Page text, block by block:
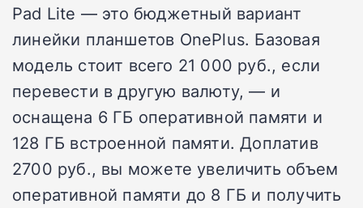
Pad Lite — это бюджетный вариант
линейки планшетов OnePlus. Базовая
модель стоит всего 21 000 руб., если
перевести в другую валюту, — и
оснащена 6 ГБ оперативной памяти и
128 ГБ встроенной памяти. Доплатив
2700 руб., вы можете увеличить объем
оперативной памяти до 8 ГБ и получить